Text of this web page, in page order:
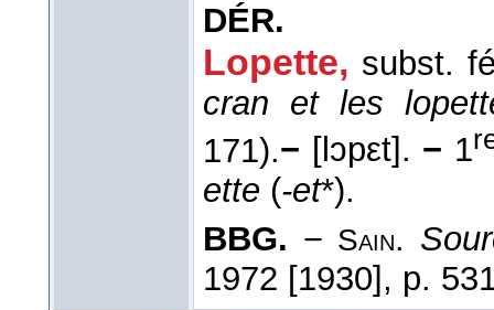
DÉR.
Lopette, subst.
cran et les
171).− [lɔpεt]. − 1
ette (-et*).
BBG. − Sain.
1972 [1930], p.